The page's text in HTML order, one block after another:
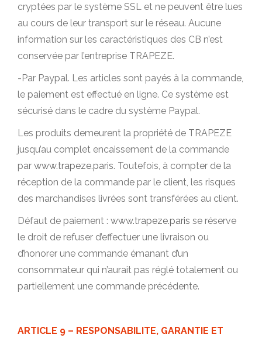
cryptées par le système SSL et ne peuvent être lues
au cours de leur transport sur le réseau. Aucune
information sur les caractéristiques des CB n’est
conservée par l’entreprise TRAPEZE.
-Par Paypal. Les articles sont payés à la commande,
le paiement est effectué en ligne. Ce système est
sécurisé dans le cadre du système Paypal.
Les produits demeurent la propriété de TRAPEZE
jusqu’au complet encaissement de la commande
par www.trapeze.paris. Toutefois, à compter de la
réception de la commande par le client, les risques
des marchandises livrées sont transférées au client.
Défaut de paiement : www.trapeze.paris se réserve
le droit de refuser d’effectuer une livraison ou
d’honorer une commande émanant d’un
consommateur qui n’aurait pas réglé totalement ou
partiellement une commande précédente.
ARTICLE 9 – RESPONSABILITE, GARANTIE ET